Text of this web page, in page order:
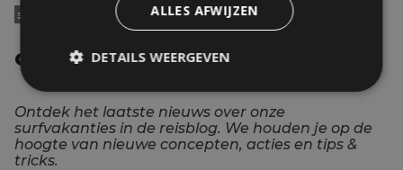
 MEER NIEUWS
GERELATEERDE POSTS
Ontdek het laatste nieuws over onze
surfvakanties in de reisblog. We houden je op de
hoogte van nieuwe concepten, acties en tips &
tricks.
ALLES AFWIJZEN
DETAILS WEERGEVEN